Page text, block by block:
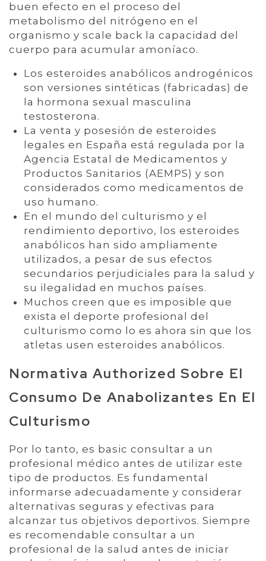
buen efecto en el proceso del
metabolismo del nitrógeno en el
organismo y scale back la capacidad del
cuerpo para acumular amoníaco.
Los esteroides anabólicos androgénicos
son versiones sintéticas (fabricadas) de
la hormona sexual masculina
testosterona.
La venta y posesión de esteroides
legales en España está regulada por la
Agencia Estatal de Medicamentos y
Productos Sanitarios (AEMPS) y son
considerados como medicamentos de
uso humano.
En el mundo del culturismo y el
rendimiento deportivo, los esteroides
anabólicos han sido ampliamente
utilizados, a pesar de sus efectos
secundarios perjudiciales para la salud y
su ilegalidad en muchos países.
Muchos creen que es imposible que
exista el deporte profesional del
culturismo como lo es ahora sin que los
atletas usen esteroides anabólicos.
Normativa Authorized Sobre El
Consumo De Anabolizantes En El
Culturismo
Por lo tanto, es basic consultar a un
profesional médico antes de utilizar este
tipo de productos. Es fundamental
informarse adecuadamente y considerar
alternativas seguras y efectivas para
alcanzar tus objetivos deportivos. Siempre
es recomendable consultar a un
profesional de la salud antes de iniciar